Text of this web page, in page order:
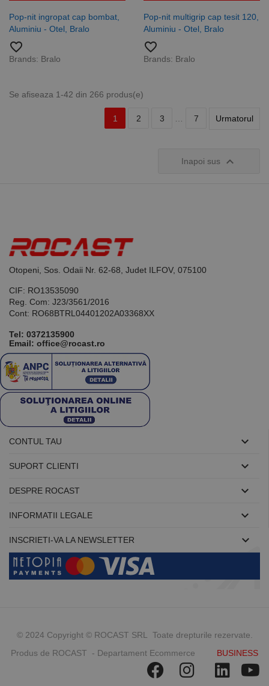
Pop-nit ingropat cap bombat,
Aluminiu - Otel, Bralo
favorite_border
Brands: Bralo
Pop-nit multigrip cap tesit 120,
Aluminiu - Otel, Bralo
favorite_border
Brands: Bralo
Se afiseaza 1-42 din 266 produs(e)
1 2 3 7 Urmatorul
Inapoi sus 
Otopeni, Sos. Odaii Nr. 62-68, Judet ILFOV, 075100
CIF: RO13535090
Reg. Com: J23/3561/2016
Cont: RO68BTRL04401202A03368XX
Tel: 0372135900
Email: office@rocast.ro
CONTUL TAU 
SUPORT CLIENTI 
DESPRE ROCAST 
INFORMATII LEGALE 
INSCRIETI-VA LA NEWSLETTER 
© 2024 Copyright © ROCAST SRL Toate drepturile rezervate.
Produs de ROCAST - Departament Ecommerce BUSINESS